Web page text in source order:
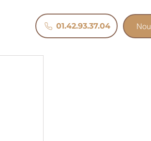
01.42.93.37.04